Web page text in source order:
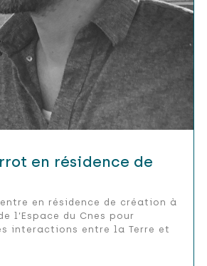
en résidence de
en résidence de création à
l’Espace du Cnes pour
interactions entre la Terre et